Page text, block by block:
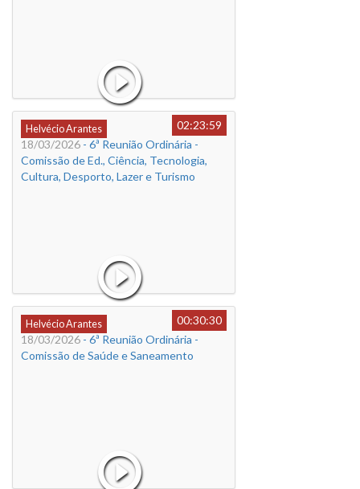
Helvécio Arantes
02:23:59
18/03/2026 - 6ª Reunião Ordinária -
Comissão de Ed., Ciência, Tecnologia,
Cultura, Desporto, Lazer e Turismo
Helvécio Arantes
00:30:30
18/03/2026 - 6ª Reunião Ordinária -
Comissão de Saúde e Saneamento